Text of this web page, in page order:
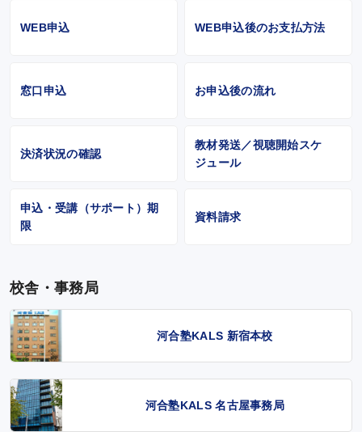
WEB申込 WEB申込後のお支払方法
窓口申込 お申込後の流れ
決済状況の確認
教材発送／視聴開始スケ
ジュール
申込・受講（サポート）期
限
資料請求
校舎・事務局
河合塾KALS 新宿本校
河合塾KALS 名古屋事務局